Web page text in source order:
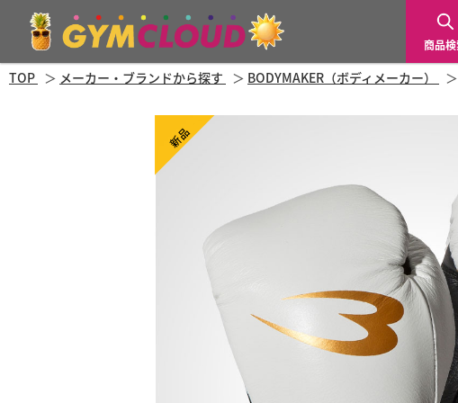
商品
TOP メーカー・ブランドから探す BODYMAKER（ボディメーカー）
新品